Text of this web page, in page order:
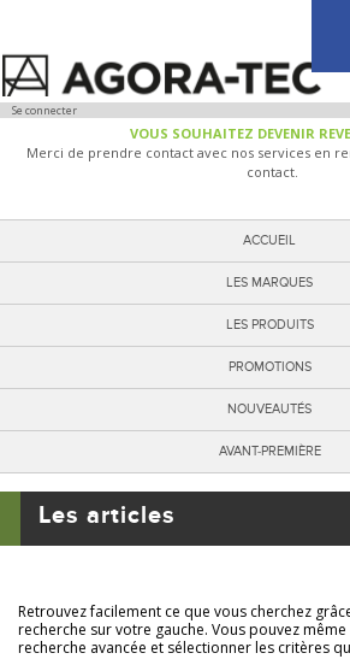
Se connecter
VOUS SOUHAITEZ DEVENIR
Merci de prendre contact avec nos services en
contact.
ACCUEIL
LES MARQUES
LES PRODUITS
PROMOTIONS
NOUVEAUTÉS
AVANT-PREMIÈRE
Les articles
Retrouvez facilement ce que vous cherchez
recherche sur votre gauche. Vous pouvez
recherche avancée et sélectionner les critères